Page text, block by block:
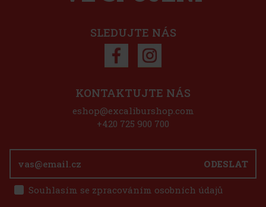
37 Kč
SLEDUJTE NÁS
ODESLAT
Souhlasím se zpracováním osobních údajů
KONTAKTUJTE NÁS
eshop@excaliburshop.com
+420 725 900 700